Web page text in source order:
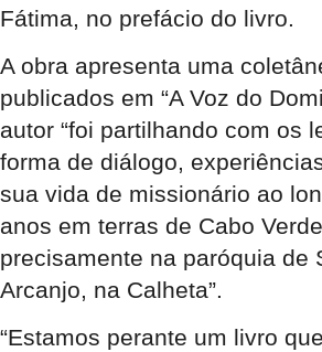
Fátima, no prefácio do livro.
A obra apresenta uma
publicados em “A Voz do
autor “foi partilhando com os
forma de diálogo,
sua vida de missionário ao
anos em terras de Cabo
precisamente na paróquia de
Arcanjo, na Calheta”.
“Estamos perante um livro